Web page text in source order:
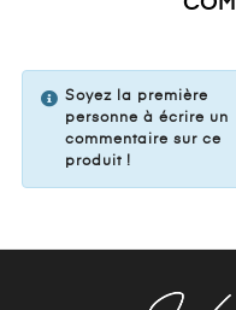
Soyez la première
personne à écrire un
commentaire sur ce
produit !